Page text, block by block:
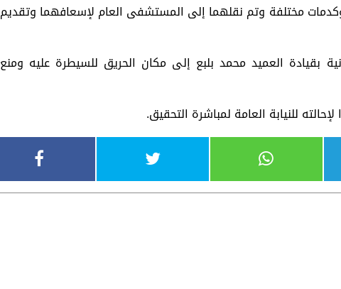
مختلفة وتم نقلهما إلى المستشفى العام لإسعافهما وتقديم
بقيادة العميد محمد بلبع إلى مكان الحريق للسيطرة عليه ومنع
للنيابة العامة لمباشرة التحقيق.